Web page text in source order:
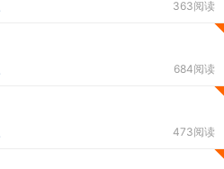
363阅读
684阅读
473阅读